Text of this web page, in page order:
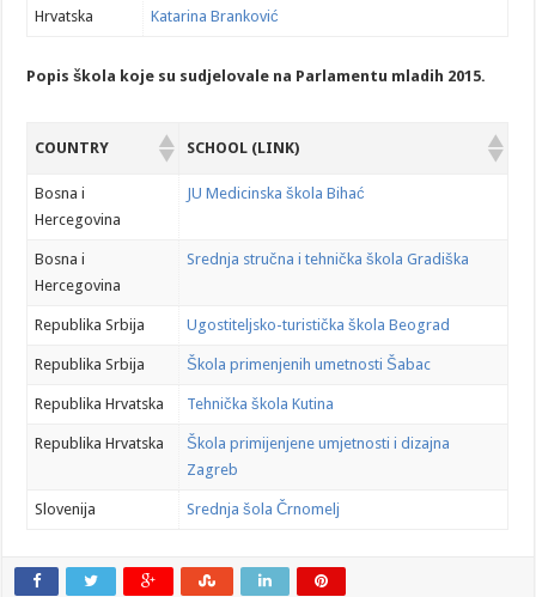
Hrvatska
Katarina Branković
Popis škola koje su sudjelovale na Parlamentu mladih 2015.
COUNTRY SCHOOL (LINK)
Bosna i
Hercegovina
JU Medicinska škola Bihać
Bosna i
Hercegovina
Srednja stručna i tehnička škola Gradiška
Republika Srbija Ugostiteljsko-turistička škola Beograd
Republika Srbija Škola primenjenih umetnosti Šabac
Republika Hrvatska Tehnička škola Kutina
Republika Hrvatska
Škola primijenjene umjetnosti i dizajna
Zagreb
Slovenija Srednja šola Črnomelj